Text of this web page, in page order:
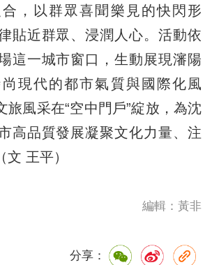
，以群眾喜聞樂見的快閃形
貼近群眾、浸潤人心。活動依
這一城市窗口，生動展現瀋陽
現代的都市氣質與國際化風
旅風采在“空中門戶”綻放，為沈
高品質發展凝聚文化力量、注
文 王平）
編輯：黃非
分享：